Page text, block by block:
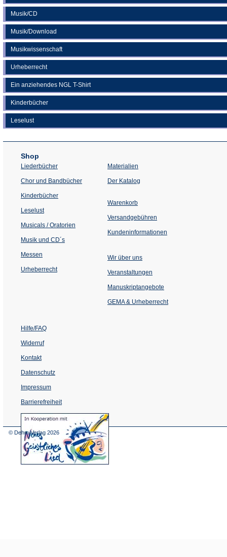
Musik/CD
Musik/Download
Musikwissenschaft
Urheberrecht
Ein anziehendes NGL T-Shirt
Kinderbücher
Leselust
Shop
Liederbücher
Chor und Bandbücher
Kinderbücher
Leselust
Musicals / Oratorien
Musik und CD´s
Messen
Urheberrecht
Materialien
Der Katalog
Warenkorb
Versandgebühren
Kundeninformationen
Wir über uns
Veranstaltungen
einem
Tab)
Manuskriptangebote
GEMA & Urheberrecht
Hilfe/FAQ
Widerruf
Kontakt
Datenschutz
Impressum
Barrierefreiheit
(Öffnet
in
© Dehm Verlag 2026